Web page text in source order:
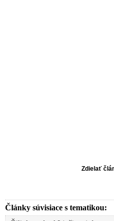
Zdielať
Články súvisiace s tematikou: